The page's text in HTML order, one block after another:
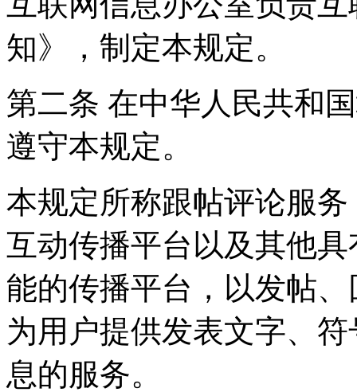
知》，制定本规定。
第二条 在中华人民共和
遵守本规定。
本规定所称跟帖评论服
互动传播平台以及其他
能的传播平台，以发帖
为用户提供发表文字、
息的服务。